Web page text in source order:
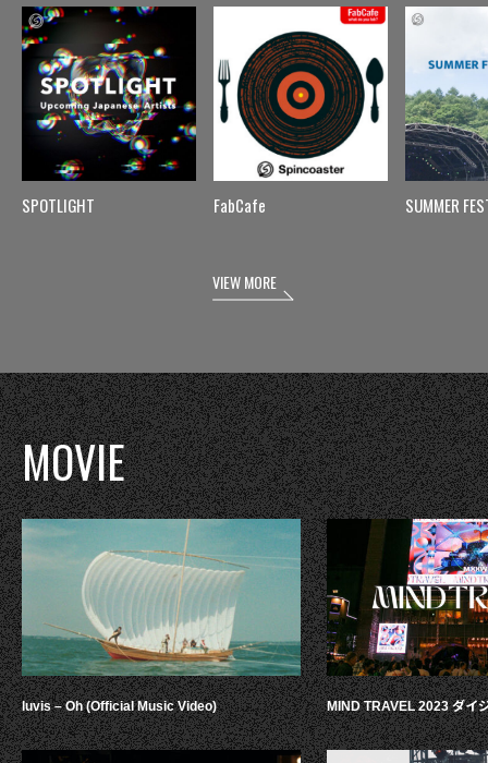
SPOTLIGHT FabCafe SUMMER
VIEW MORE
MOVIE
luvis – Oh (Official Music Video) MIND TRAVEL 2023 ダイ